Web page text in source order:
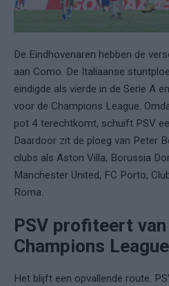
De Eindhovenaren hebben de
aan Como. De Italiaanse
eindigde als vierde in de Serie A
voor de Champions League.
pot 4 terechtkomt, schuift PSV
Daardoor zit de ploeg van Peter
clubs als Aston Villa, Borussia
Manchester United, FC Porto,
Roma.
PSV profiteert
Champions
Het blijft een opvallende route.